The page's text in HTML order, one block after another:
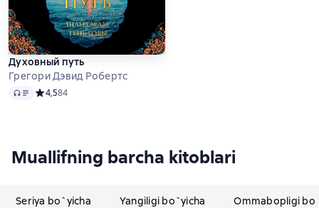
Духовный путь
Грегори Дэвид Робертс
Audio Средний рейтинг 4,5 на основе 84 оценок
4,584
Muallifning barcha kitoblari
Seriya bo`yicha Yangiligi bo`yicha Ommabopligi